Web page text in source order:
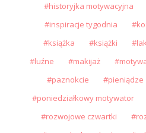
historyjka motywacyjna
inspiracje tygodnia
książka
książki
luźne
makijaż
paznokcie
pieniądze
poniedziałkowy motywator
rozwojowe czwartki